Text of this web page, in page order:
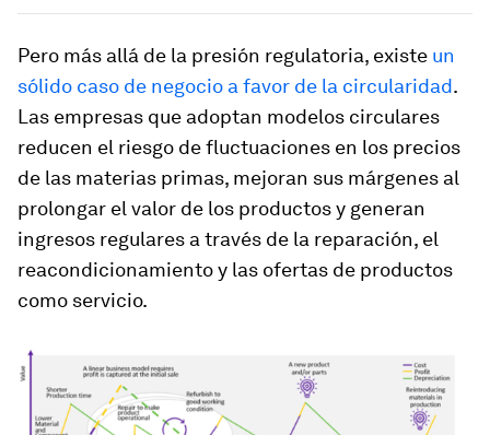
Pero más allá de la presión regulatoria, existe un
sólido caso de negocio a favor de la circularidad.
Las empresas que adoptan modelos circulares
reducen el riesgo de fluctuaciones en los precios
de las materias primas, mejoran sus márgenes al
prolongar el valor de los productos y generan
ingresos regulares a través de la reparación, el
reacondicionamiento y las ofertas de productos
como servicio.